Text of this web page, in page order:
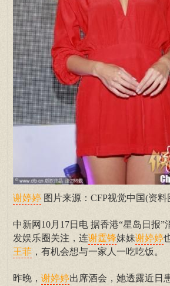
谢婷婷 图片来源：CFP视觉中国(资料
中新网10月17日电 据香港“星岛日报”
发娱乐圈关注，连谢霆锋妹妹谢婷婷
王菲 ，有机会想与一家人一吃吃饭。
昨晚， 谢婷婷出席酒会，她透露近日